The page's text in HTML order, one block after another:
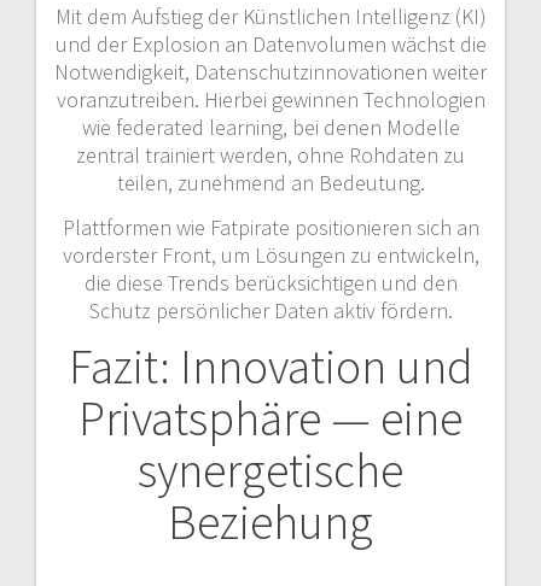
Mit dem Aufstieg der Künstlichen Intelligenz (KI)
und der Explosion an Datenvolumen wächst die
Notwendigkeit, Datenschutzinnovationen weiter
voranzutreiben. Hierbei gewinnen Technologien
wie federated learning, bei denen Modelle
zentral trainiert werden, ohne Rohdaten zu
teilen, zunehmend an Bedeutung.
Plattformen wie Fatpirate positionieren sich an
vorderster Front, um Lösungen zu entwickeln,
die diese Trends berücksichtigen und den
Schutz persönlicher Daten aktiv fördern.
Fazit: Innovation und
Privatsphäre — eine
synergetische
Beziehung